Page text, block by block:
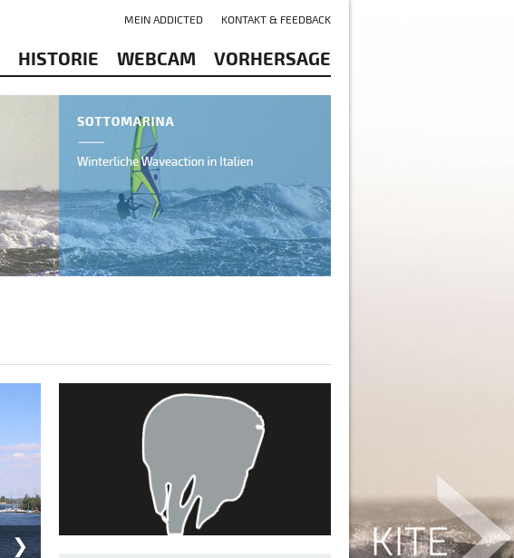
HISTORIE WEBCAM VORHERSAGE
MEIN ADDICTED KONTAKT & FEEDBACK
❯
Lechstaustufe 23